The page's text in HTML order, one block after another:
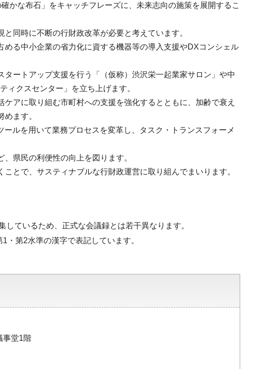
かな布石」をキャッチフレーズに、未来志向の施策を展開するこ
同時に不断の行財政改革が必要と考えています。
る中小企業の省力化に資する機器等の導入支援やDXコンシェル
ートアップ支援を行う「（仮称）渋沢栄一起業家サロン」や中
ィクスセンター」を立ち上げます。
アに取り組む市町村への支援を強化するとともに、加齢で衰え
ます。
ルを用いて業務プロセスを変革し、タスク・トランスフォーメ
県民の利便性の向上を図ります。
とで、サスティナブルな行財政運営に取り組んでまいります。
しているため、正式な会議録とは若干異なります。
・第2水準の漢字で表記しています。
事堂1階